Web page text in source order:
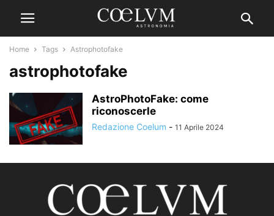
Home Tags Astrophotofake
astrophotofake
AstroPhotoFake: come
riconoscerle
Redazione Coelum - 11 Aprile 2024